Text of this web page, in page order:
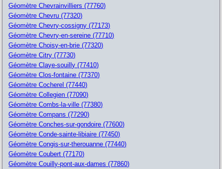
Géomètre Chevrainvilliers (77760)
Géomètre Chevru (77320)
Géomètre Chevry-cossigny (77173)
Géomètre Chevry-en-sereine (77710)
Géomètre Choisy-en-brie (77320)
Géomètre Citry (77730)
Géomètre Claye-souilly (77410)
Géomètre Clos-fontaine (77370)
Géomètre Cocherel (77440)
Géomètre Collegien (77090)
Géomètre Combs-la-ville (77380)
Géomètre Compans (77290)
Géomètre Conches-sur-gondoire (77600)
Géomètre Conde-sainte-libiaire (77450)
Géomètre Congis-sur-therouanne (77440)
Géomètre Coubert (77170)
Géomètre Couilly-pont-aux-dames (77860)